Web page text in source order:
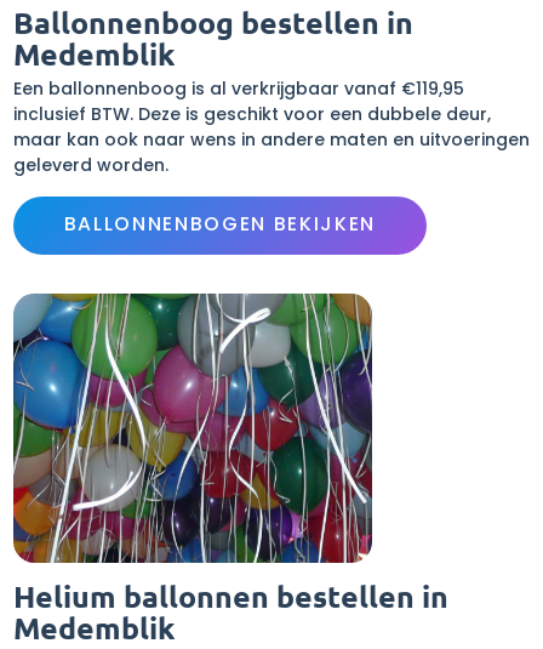
Ballonnenboog bestellen in
Medemblik
Een ballonnenboog is al verkrijgbaar vanaf €119,95
inclusief BTW. Deze is geschikt voor een dubbele deur,
maar kan ook naar wens in andere maten en uitvoeringen
geleverd worden.
BALLONNENBOGEN BEKIJKEN
Helium ballonnen bestellen in
Medemblik